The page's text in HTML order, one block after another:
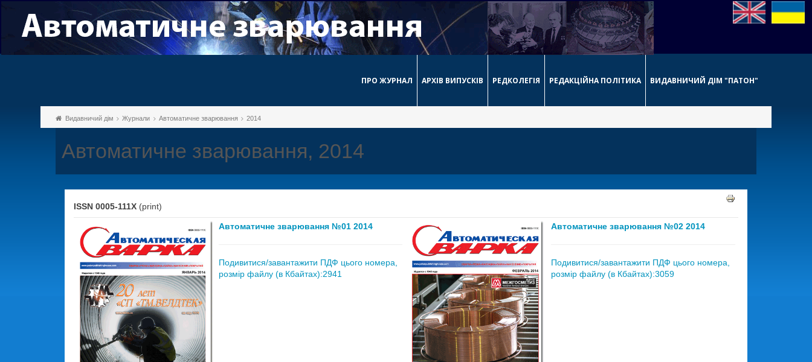
ПРО ЖУРНАЛ АРХІВ ВИПУСКІВ РЕДКОЛЕГІЯ РЕДАКЦІЙНА ПОЛІТИКА ВИДАВНИЧИЙ ДІМ "ПАТОН"
Видавничий дім Журнали Автоматичне зварювання 2014
Автоматичне зварювання, 2014
ISSN 0005-111X (print)
Автоматичне зварювання №01 2014
Подивитися/завантажити ПДФ цього номера,
розмір файлу (в Кбайтах):2941
Автоматичне зварювання №02 2014
Подивитися/завантажити ПДФ цього номера,
розмір файлу (в Кбайтах):3059